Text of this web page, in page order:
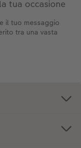
tua occasione
il tuo messaggio
tra una vasta